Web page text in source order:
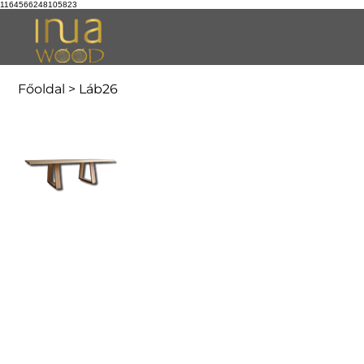
1164566248105823
Főoldal > Láb26